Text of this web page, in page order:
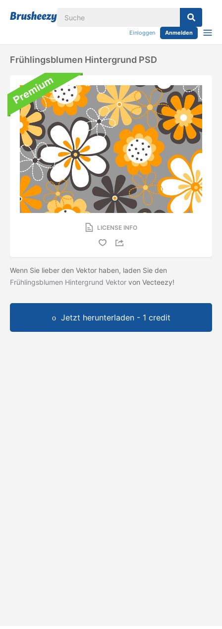
Einloggen Anmelden
Frühlingsblumen Hintergrund PSD
LICENSE INFO
Wenn Sie lieber den Vektor haben, laden Sie den
Frühlingsblumen Hintergrund Vektor von Vecteezy!
Jetzt herunterladen - 1 credit